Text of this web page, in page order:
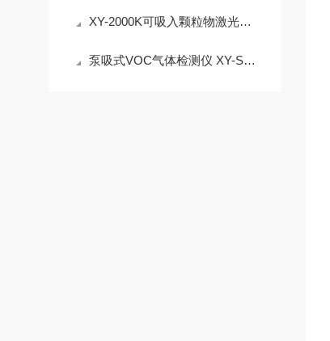
XY-2000K可吸入颗粒物激光粉尘仪可同时选测1-6种气体
泵吸式VOC气体检测仪 XY-SKY02,量程0~1000ppm可选